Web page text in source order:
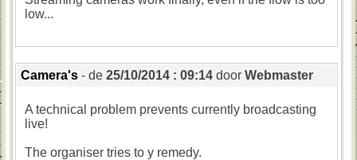
low...
Camera's - de 25/10/2014 : 09:14door Webmaster
A technical problem prevents currently broadcasting
live!
The organiser tries to y remedy.